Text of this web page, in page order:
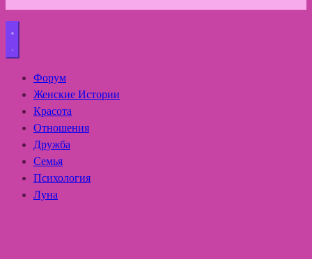
Форум
Женские Истории
Красота
Отношения
Дружба
Семья
Психология
Луна